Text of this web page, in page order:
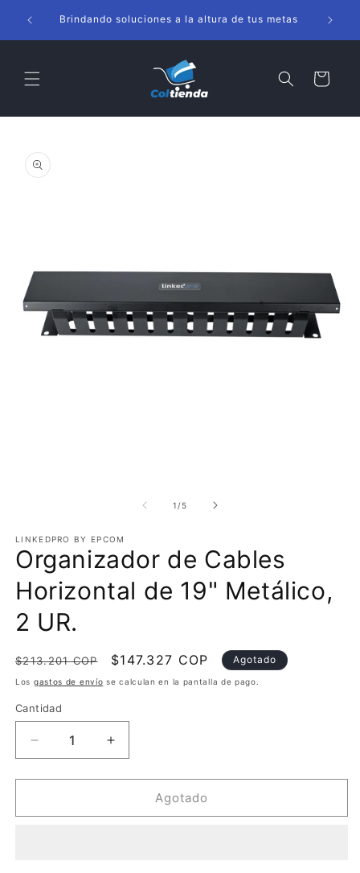
directamenteBrindando soluciones a la altura de tus metas
Carrito
a la
información
una
ventana
modal
1 /de
5
LINKEDPRO BY EPCOM
Organizador de Cables
Horizontal de 19" Metálico,
2 UR.
Precio
habitual
$213.201 COP
Precio
de
$147.327 COP Agotado
Los gastos de envío se calculan en la pantalla de pago.
Cantidad
Reducir
cantidad
para
de
Aumentar
cantidad
para
Organizador
de
Agotado